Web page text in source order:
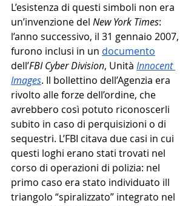
L’esistenza di questi simboli non era
un’invenzione del New York Times:
l’anno successivo, il 31 gennaio 2007,
furono inclusi in un documento
dell’FBI Cyber Division, Unità Innocent
Images. Il bollettino dell’Agenzia era
rivolto alle forze dell’ordine, che
avrebbero così potuto riconoscerli
subito in caso di perquisizioni o di
sequestri. L’FBI citava due casi in cui
questi loghi erano stati trovati nel
corso di operazioni di polizia: nel
primo caso era stato individuato ill
triangolo “spiralizzato” integrato nel